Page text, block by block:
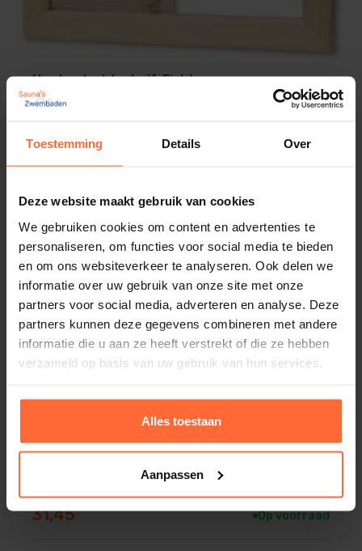
Toestemming Details Over
Deze website maakt gebruik van cookies
We gebruiken cookies om content en advertenties te
personaliseren, om functies voor social media te bieden
en om ons websiteverkeer te analyseren. Ook delen we
informatie over uw gebruik van onze site met onze
partners voor social media, adverteren en analyse. Deze
partners kunnen deze gegevens combineren met andere
informatie die u aan ze heeft verstrekt of die ze hebben
verzameld op basis van uw gebruik van hun services.
Alles toestaan
Aanpassen
Houten luchtschuif, Fichte
13,60 Op voorraad
Luchtrooster hout rond
31,45 Op voorraad